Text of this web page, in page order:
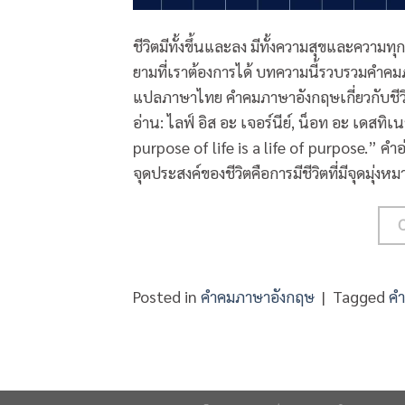
ชีวิตมีทั้งขึ้นและลง มีทั้งความสุขและความ
ยามที่เราต้องการได้ บทความนี้รวบรวมคำ
แปลภาษาไทย คำคมภาษาอังกฤษเกี่ยวกับ
อ่าน: ไลฟ์ อิส อะ เจอร์นีย์, น็อท อะ เดสทิเ
purpose of life is a life of purpose.” ค
จุดประสงค์ของชีวิตคือการมีชีวิตที่มีจุดมุ่งห
Posted in คำคมภาษาอังกฤษ | Tagged ค